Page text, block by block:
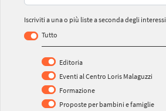
Iscriviti a una o più liste a seconda degli interessi
Tutto
Editoria
Eventi al Centro Loris Malaguzzi
Formazione
Proposte per bambini e famiglie